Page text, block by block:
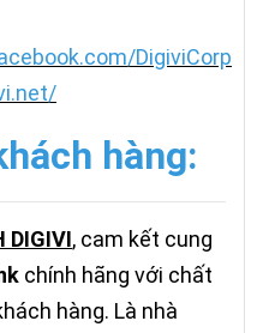
DigiviCorp
hàng:
DIGIVI, cam kết cung
chính hãng với chất
hàng. Là nhà